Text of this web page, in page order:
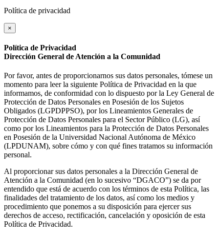
Política de privacidad
×
Política de Privacidad
Dirección General de Atención a la Comunidad
Por favor, antes de proporcionarnos sus datos personales, tómese un
momento para leer la siguiente Política de Privacidad en la que
informamos, de conformidad con lo dispuesto por la Ley General de
Protección de Datos Personales en Posesión de los Sujetos
Obligados (LGPDPPSO), por los Lineamientos Generales de
Protección de Datos Personales para el Sector Público (LG), así
como por los Lineamientos para la Protección de Datos Personales
en Posesión de la Universidad Nacional Autónoma de México
(LPDUNAM), sobre cómo y con qué fines tratamos su información
personal.
Al proporcionar sus datos personales a la Dirección General de
Atención a la Comunidad (en lo sucesivo “DGACO”) se da por
entendido que está de acuerdo con los términos de esta Política, las
finalidades del tratamiento de los datos, así como los medios y
procedimiento que ponemos a su disposición para ejercer sus
derechos de acceso, rectificación, cancelación y oposición de esta
Política de Privacidad.